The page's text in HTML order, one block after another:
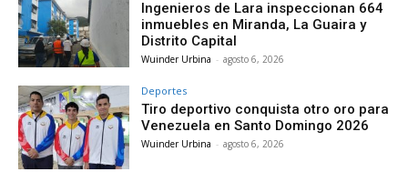
Ingenieros de Lara inspeccionan 664
inmuebles en Miranda, La Guaira y
Distrito Capital
Wuinder Urbina - agosto 6, 2026
Deportes
Tiro deportivo conquista otro oro para
Venezuela en Santo Domingo 2026
Wuinder Urbina - agosto 6, 2026